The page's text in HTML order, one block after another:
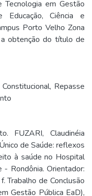
Tecnologia em Gestão
Ciência e
Porto Velho Zona
obtenção do título de
, Repasse
FUZARI, Claudinéia
de Saúde: reflexos
à saúde no Hospital
Rondônia. Orientador:
Trabalho de Conclusão
Gestão Pública EaD),